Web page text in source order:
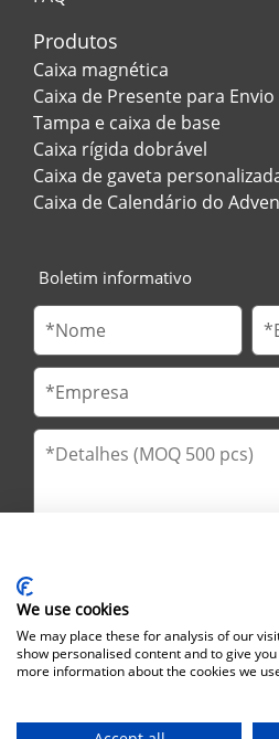
Produtos
Caixa magnética
Caixa de Presente para
Tampa e caixa de base
Caixa rígida dobrável
Caixa de gaveta
Caixa de Calendário do
Boletim informativo
Liaobu, cidade de Dongguan,
We use cookies
We may place these for analysis of our
show personalised content and to give
more information about the cookies we